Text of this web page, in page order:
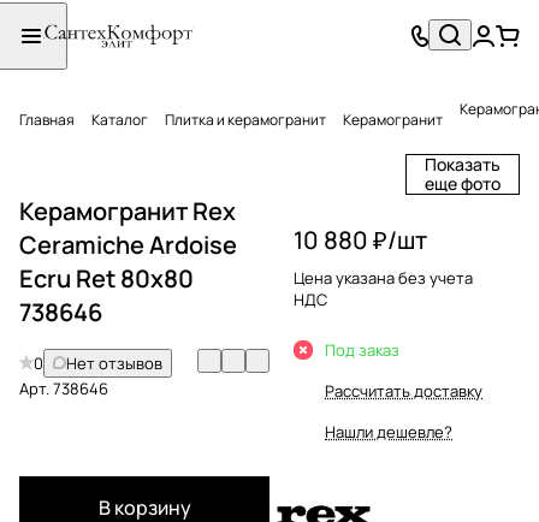
Главная Каталог Плитка и керамогранит Керамогранит
Показать
еще фото
Керамогранит Rex
Ceramiche Ardoise
Ecru Ret 80х80
738646
0
Нет отзывов
Арт.738646
В корзину
10 880 ₽/шт
Цена указана без учета
НДС
Под заказ
Рассчитать доставку
Нашли дешевле?